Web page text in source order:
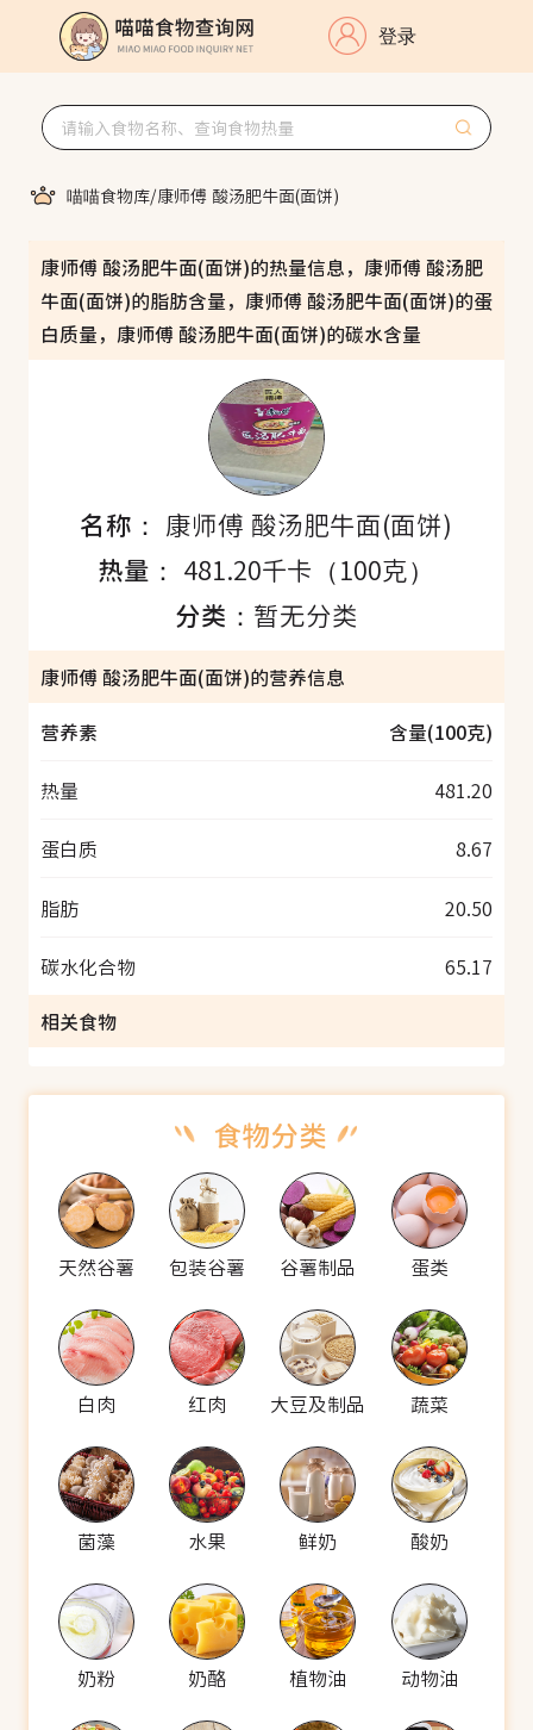
登录
喵喵食物库/康师傅 酸汤肥牛面(面饼)
康师傅 酸汤肥牛面(面饼)的热量信息，康师傅 酸汤肥
牛面(面饼)的脂肪含量，康师傅 酸汤肥牛面(面饼)的蛋
白质量，康师傅 酸汤肥牛面(面饼)的碳水含量
名称： 康师傅 酸汤肥牛面(面饼)
热量： 481.20千卡（100克）
分类： 暂无分类
康师傅 酸汤肥牛面(面饼)的营养信息
营养素
含量(100克)
热量 481.20
蛋白质 8.67
脂肪 20.50
碳水化合物
65.17
相关食物
天然谷薯 包装谷薯 谷薯制品 蛋类
白肉 红肉 大豆及制品 蔬菜
菌藻 水果 鲜奶 酸奶
奶粉 奶酪 植物油 动物油